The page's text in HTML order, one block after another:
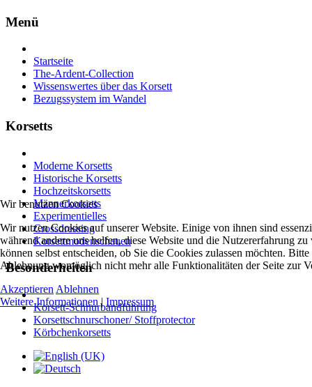
Menü
Startseite
The-Ardent-Collection
Wissenswertes über das Korsett
Bezugssystem im Wandel
Korsetts
Moderne Korsetts
Historische Korsetts
Hochzeitskorsetts
Männerkorsetts
Experimentielles
Crossdressing
Korsettmodenschauen
Besonderheiten
Korsett-Schnurbandführung
Korsettschnurschoner/ Stoffprotector
Körbchenkorsetts
Wir benutzen Cookies
Wir nutzen Cookies auf unserer Website. Einige von ihnen sind
während andere uns helfen, diese Website und die Nutzererfahrung
können selbst entscheiden, ob Sie die Cookies zulassen möchten.
Ablehnung womöglich nicht mehr alle Funktionalitäten der Seite zur
Akzeptieren Ablehnen
Weitere Informationen | Impressum